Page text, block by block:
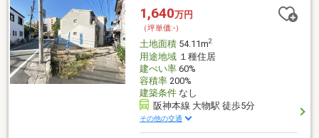
1,640万円
（坪単価:-）
土地面積54.11m2
用途地域１種住居
建ぺい率60%
容積率200%
建築条件なし
阪神本線 大物駅 徒歩5分
その他の交通